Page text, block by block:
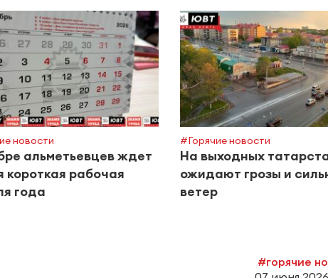
новости
альметьевцев ждет
короткая рабочая
года
#Горячие новости
На выходных
ожидают грозы и
ветер
#горячие